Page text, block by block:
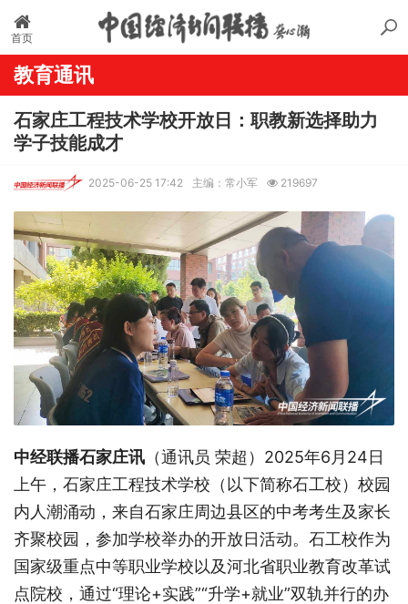
首页
教育通讯
石家庄工程技术学校开放日：职教新选择助力
学子技能成才
2025-06-25 17:42 主编：常小军 219697
中经联播石家庄讯 （通讯员 荣超）2025年6月24日
上午，石家庄工程技术学校（以下简称石工校）校园
内人潮涌动，来自石家庄周边县区的中考考生及家长
齐聚校园，参加学校举办的开放日活动。石工校作为
国家级重点中等职业学校以及河北省职业教育改革试
点院校，通过“理论+实践”“升学+就业”双轨并行的办